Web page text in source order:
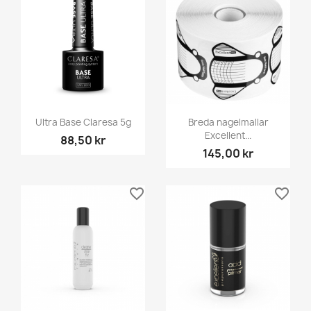
Ultra Base Claresa 5g
88,50 kr
Breda nagelmallar
Excellent...
145,00 kr
favorite_border favorite_border